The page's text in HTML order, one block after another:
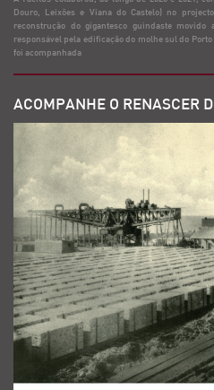
Douro, Leixões e Viana do Castelo) no
reconstrução do gigantesco guindaste
responsável pela edificação do molhe sul do
foi acompanhada
ACOMPANHE O RENASCER